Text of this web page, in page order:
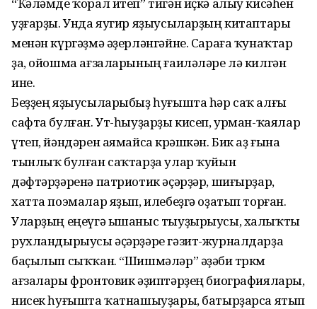
уҙғарҙы. Унда яугир яҙыусыларҙың китаптары
менән күргәҙмә әҙерләнгәйне. Сараға ҡунаҡтар
ҙа, ойошма ағзаларының ғаиләләре лә килгән
ине.
Беҙҙең яҙыусыларыбыҙ һуғышта һәр саҡ алғы
сафта булған. Ут-һыуҙарҙы кисеп, урман-ҡаялар
үтеп, йәндәрен аямайса көрәшкән. Бик аҙ ғына
тынлыҡ булған саҡтарҙа улар ҡуйын
дәфтәрҙәренә патриотик әҫәрҙәр, шиғырҙар,
хатта поэмалар яҙып, илебеҙгә оҙатып торған.
Уларҙың еңеүгә ышаныс тыуҙырыусы, халыҡты
рухландырыусы әҫәрҙәре гәзит-журналдарҙа
баҫылып сыҡҡан. “Шишмәләр” әҙәби төркөм
ағзалары фронтовик әҙиптәрҙең биографиялары,
нисек һуғышта ҡатнашыуҙары, батырҙарса ятып